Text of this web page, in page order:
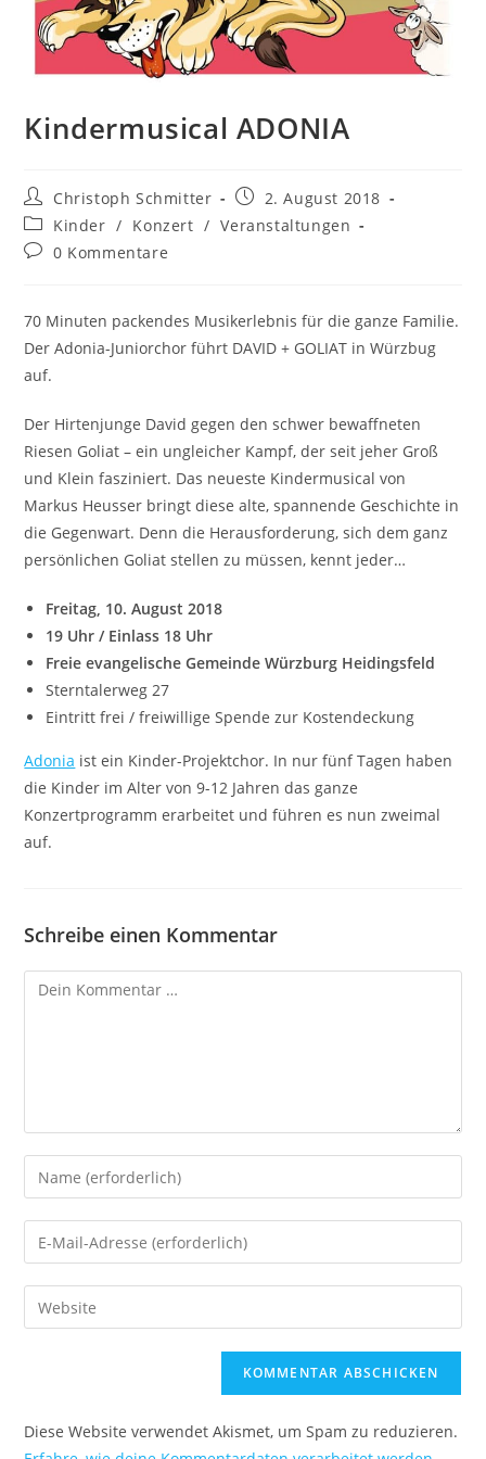
Kindermusical ADONIA
Christoph Schmitter
2. August 2018
Kinder / Konzert / Veranstaltungen
0 Kommentare
70 Minuten packendes Musikerlebnis für die ganze Familie.
Der Adonia-Juniorchor führt DAVID + GOLIAT in Würzbug
auf.
Der Hirtenjunge David gegen den schwer bewaffneten
Riesen Goliat – ein ungleicher Kampf, der seit jeher Groß
und Klein fasziniert. Das neueste Kindermusical von
Markus Heusser bringt diese alte, spannende Geschichte in
die Gegenwart. Denn die Herausforderung, sich dem ganz
persönlichen Goliat stellen zu müssen, kennt jeder…
Freitag, 10. August 2018
19 Uhr / Einlass 18 Uhr
Freie evangelische Gemeinde Würzburg Heidingsfeld
Sterntalerweg 27
Eintritt frei / freiwillige Spende zur Kostendeckung
Adonia ist ein Kinder-Projektchor. In nur fünf Tagen haben
die Kinder im Alter von 9-12 Jahren das ganze
Konzertprogramm erarbeitet und führen es nun zweimal
auf.
Schreibe einen Kommentar
Diese Website verwendet Akismet, um Spam zu reduzieren.